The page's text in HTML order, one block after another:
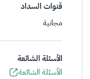
قنوات السداد
مجانية
الأسئلة الشائعة
الأسئلة الشائعة